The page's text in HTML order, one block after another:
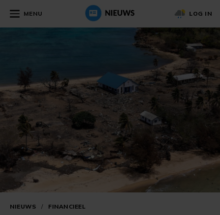
MENU LOG IN
NIEUWS / FINANCIEEL